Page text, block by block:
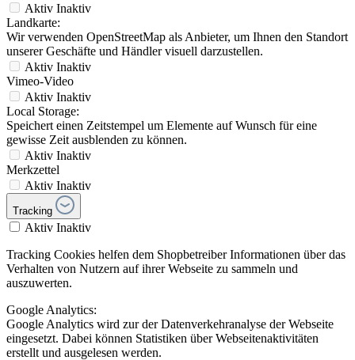
Aktiv Inaktiv
Landkarte:
Wir verwenden OpenStreetMap als Anbieter, um Ihnen den Standort
unserer Geschäfte und Händler visuell darzustellen.
Aktiv Inaktiv
Vimeo-Video
Aktiv Inaktiv
Local Storage:
Speichert einen Zeitstempel um Elemente auf Wunsch für eine
gewisse Zeit ausblenden zu können.
Aktiv Inaktiv
Merkzettel
Aktiv Inaktiv
Tracking
Aktiv Inaktiv
Tracking Cookies helfen dem Shopbetreiber Informationen über das
Verhalten von Nutzern auf ihrer Webseite zu sammeln und
auszuwerten.
Google Analytics:
Google Analytics wird zur der Datenverkehranalyse der Webseite
eingesetzt. Dabei können Statistiken über Webseitenaktivitäten
erstellt und ausgelesen werden.